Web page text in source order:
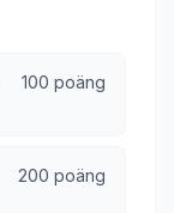
100 poäng
200 poäng